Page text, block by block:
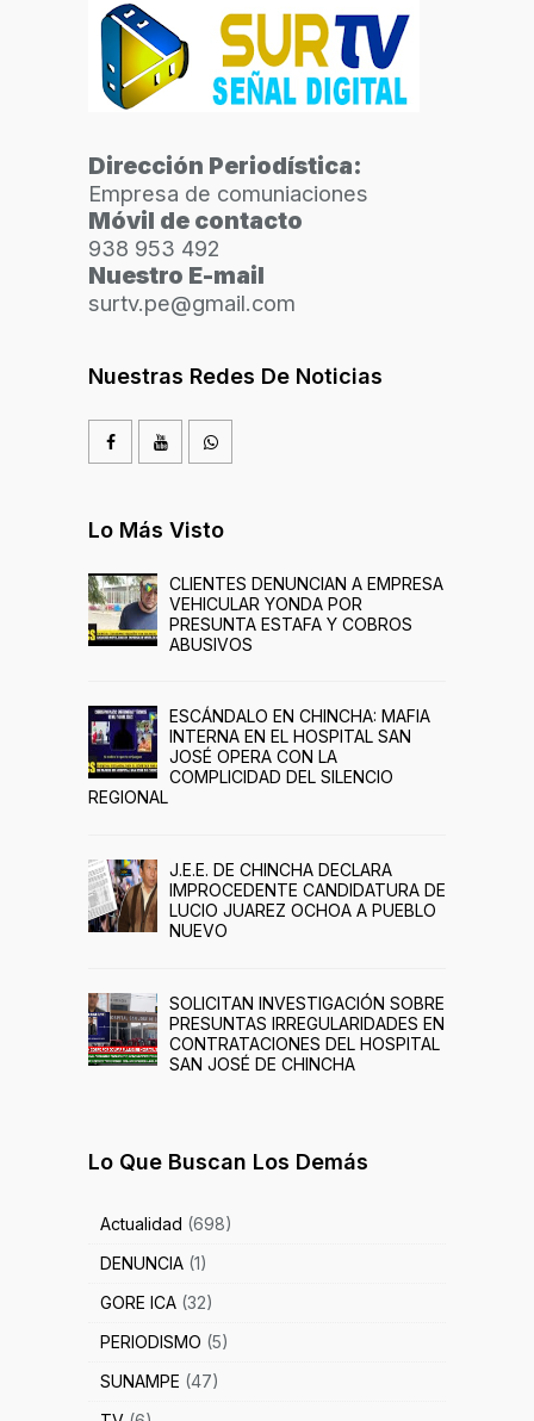
Dirección Periodística:
Empresa de comuniaciones
Móvil de contacto
938 953 492
Nuestro E-mail
surtv.pe@gmail.com
Nuestras Redes De Noticias
Lo Más Visto
CLIENTES DENUNCIAN A EMPRESA
VEHICULAR YONDA POR
PRESUNTA ESTAFA Y COBROS
ABUSIVOS
ESCÁNDALO EN CHINCHA: MAFIA
INTERNA EN EL HOSPITAL SAN
JOSÉ OPERA CON LA
COMPLICIDAD DEL SILENCIO
REGIONAL
J.E.E. DE CHINCHA DECLARA
IMPROCEDENTE CANDIDATURA DE
LUCIO JUAREZ OCHOA A PUEBLO
NUEVO
SOLICITAN INVESTIGACIÓN SOBRE
PRESUNTAS IRREGULARIDADES EN
CONTRATACIONES DEL HOSPITAL
SAN JOSÉ DE CHINCHA
Lo Que Buscan Los Demás
Actualidad (698)
DENUNCIA (1)
GORE ICA (32)
PERIODISMO (5)
SUNAMPE (47)